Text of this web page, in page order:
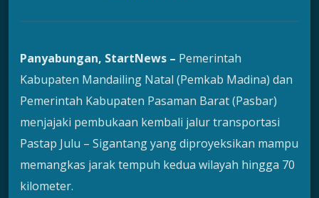
Panyabungan, StartNews – Pemerintah
Kabupaten Mandailing Natal (Pemkab Madina) dan
Pemerintah Kabupaten Pasaman Barat (Pasbar)
menjajaki pembukaan kembali jalur transportasi
Pastap Julu – Sigantang yang diproyeksikan mampu
memangkas jarak tempuh kedua wilayah hingga 70
kilometer.